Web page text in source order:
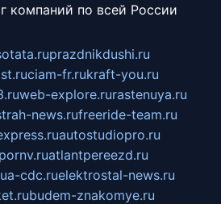
компаний по всей России
prazdnikdushi.ru
ciam-fr.rukraft-you.ru
web-explore.rurastenuya.ru
news.rufreeride-team.ru
autostudiopro.ru
pornv.ruatlantpereezd.ru
a-cdc.ruelektrostal-news.ru
budem-znakomye.ru